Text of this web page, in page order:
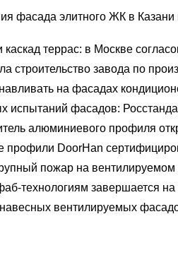
фасада элитного ЖК в
террас: в Москве
строительство завода по
на фасадах
испытаний фасадов:
алюминиевого профиля
DoorHan
пожар на
технологиям завершается на
вентилируемых